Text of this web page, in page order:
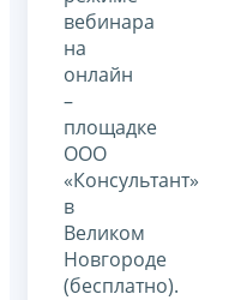
вебинара
на
онлайн
–
площадке
ООО
«Консультант»
в
Великом
Новгороде
(бесплатно).